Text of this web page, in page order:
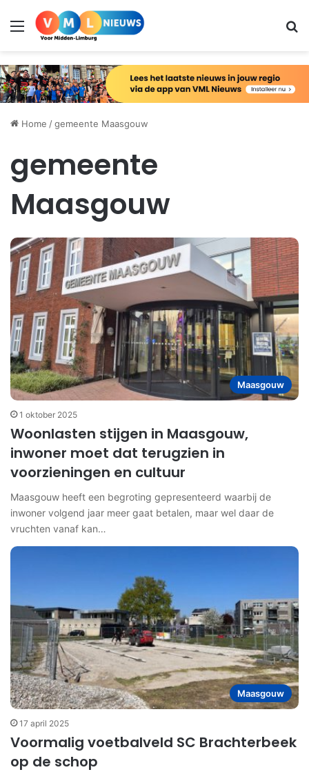
Menu
Home /gemeente Maasgouw
gemeente
Maasgouw
Maasgouw
1 oktober 2025
Woonlasten stijgen in Maasgouw,
inwoner moet dat terugzien in
voorzieningen en cultuur
Maasgouw heeft een begroting gepresenteerd waarbij de
inwoner volgend jaar meer gaat betalen, maar wel daar de
vruchten vanaf kan…
Maasgouw
17 april 2025
Voormalig voetbalveld SC Brachterbeek
op de schop